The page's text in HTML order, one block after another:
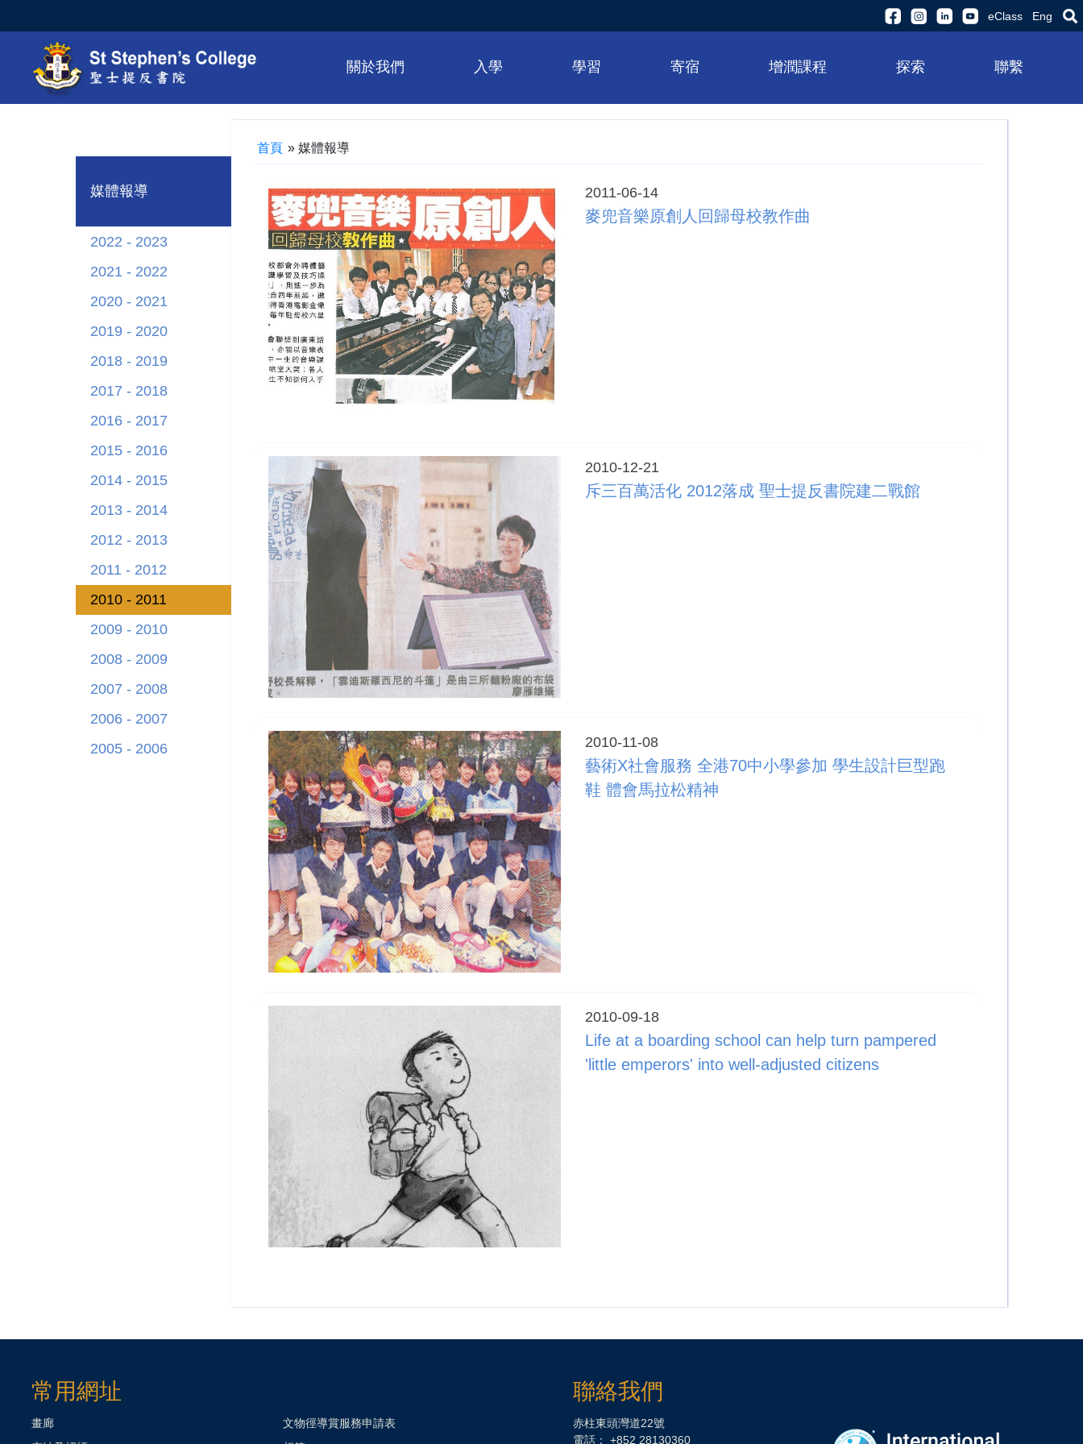
eClass Eng
關於我們 入學 學習 寄宿 增潤課程 探索 聯繫
媒體報導
2022 - 2023
2021 - 2022
2020 - 2021
2019 - 2020
2018 - 2019
2017 - 2018
2016 - 2017
2015 - 2016
2014 - 2015
2013 - 2014
2012 - 2013
2011 - 2012
2010 - 2011
2009 - 2010
2008 - 2009
2007 - 2008
2006 - 2007
2005 - 2006
首頁 » 媒體報導
2011-06-14
麥兜音樂原創人回歸母校教作曲
2010-12-21
斥三百萬活化 2012落成 聖士提反書院建二戰館
2010-11-08
藝術X社會服務 全港70中小學參加 學生設計巨型跑
鞋 體會馬拉松精神
2010-09-18
Life at a boarding school can help turn pampered
'little emperors' into well-adjusted citizens
常用網址
畫廊
文物徑導賞服務申請表
聯絡我們
赤柱東頭灣道22號
電話： +852 28130360